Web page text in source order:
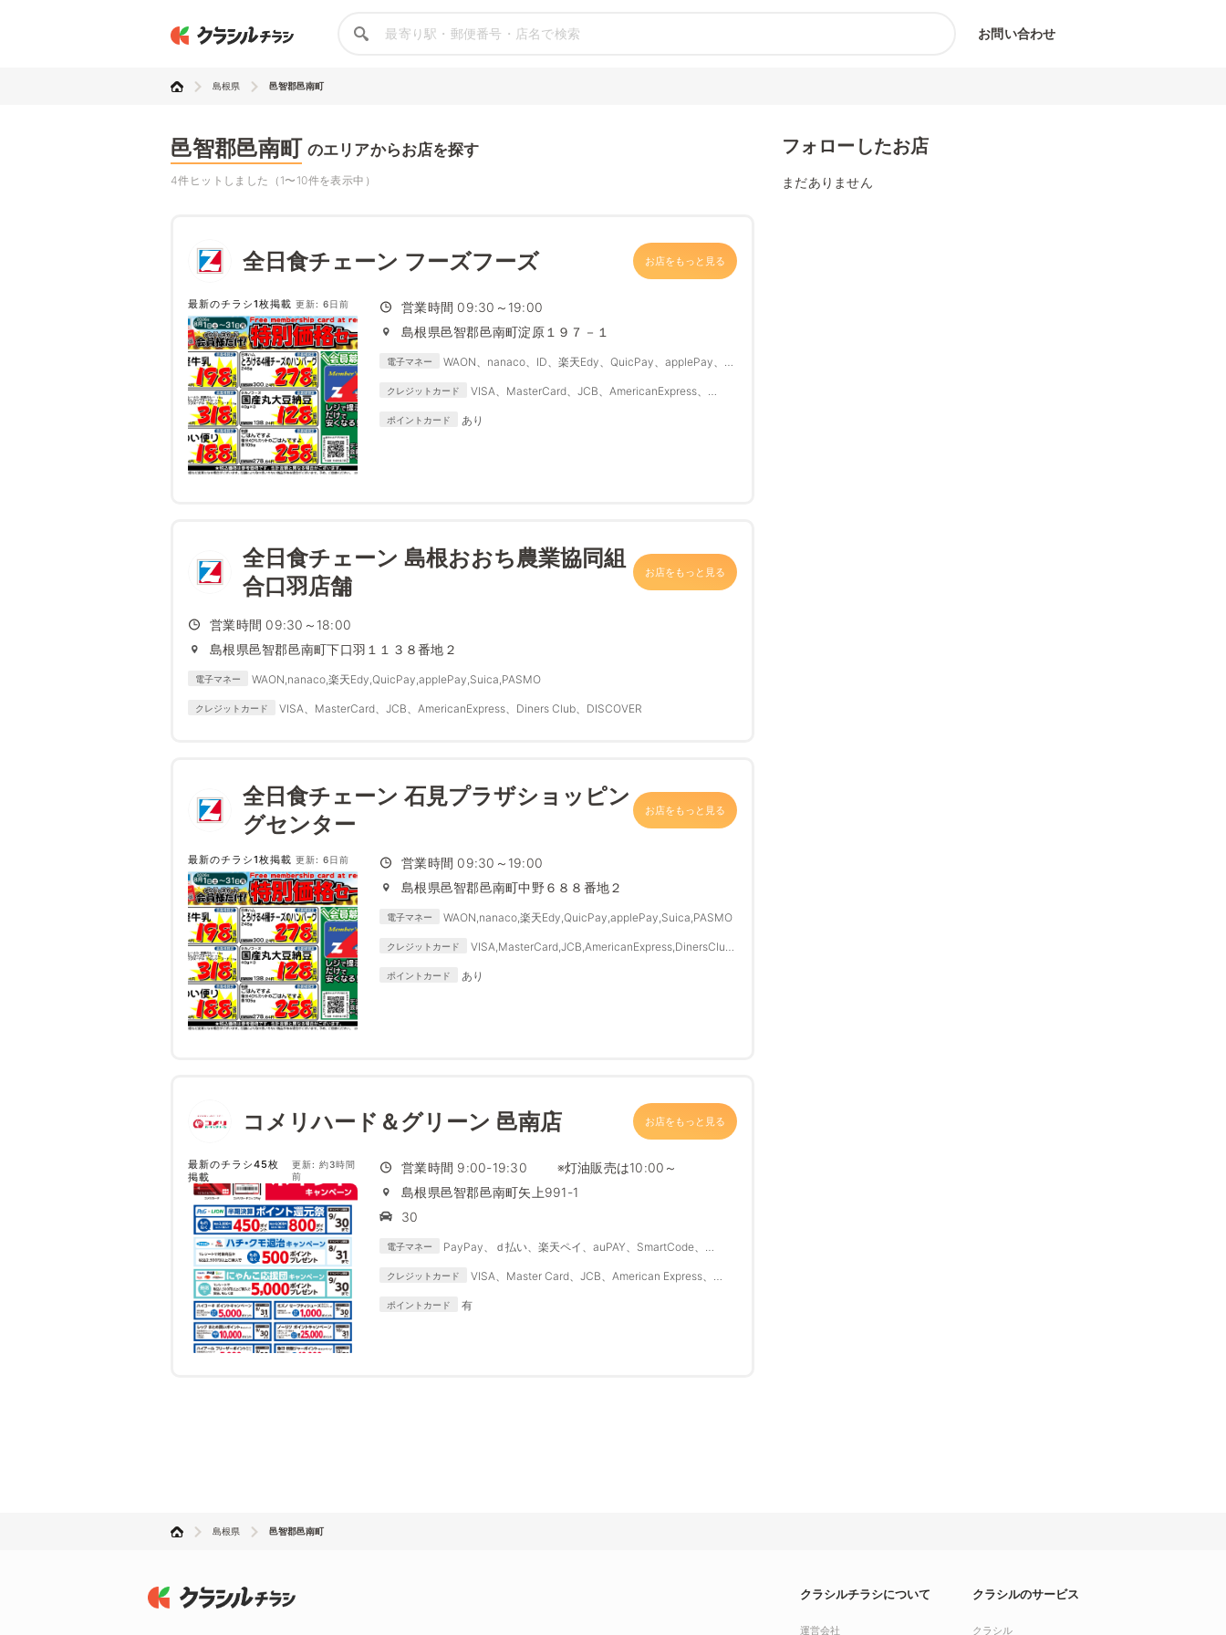
お問い合わせ
島根県 邑智郡邑南町
邑智郡邑南町 のエリアからお店を探す
4件ヒットしました（1〜10件を表示中）
全日食チェーン フーズフーズ お店をもっと見る
最新のチラシ1枚掲載 更新: 6日前
営業時間 09:30～19:00
島根県邑智郡邑南町淀原１９７－１
電子マネー
WAON、nanaco、ID、楽天Edy、QuicPay、applePay、
クレジットカード
VISA、MasterCard、JCB、AmericanExpress、
ポイントカード あり
全日食チェーン 島根おおち農業協同組
合口羽店舗
お店をもっと見る
営業時間 09:30～18:00
島根県邑智郡邑南町下口羽１１３８番地２
電子マネー WAON,nanaco,楽天Edy,QuicPay,applePay,Suica,PASMO
クレジットカード VISA、MasterCard、JCB、AmericanExpress、Diners Club、DISCOVER
全日食チェーン 石見プラザショッピン
グセンター
お店をもっと見る
最新のチラシ1枚掲載 更新: 6日前
営業時間 09:30～19:00
島根県邑智郡邑南町中野６８８番地２
電子マネー WAON,nanaco,楽天Edy,QuicPay,applePay,Suica,PASMO
クレジットカード
VISA,MasterCard,JCB,AmericanExpress,DinersClub,
ポイントカード あり
コメリハード＆グリーン 邑南店 お店をもっと見る
最新のチラシ45枚
掲載
更新: 約3時間
前
営業時間 9:00-19:30 ※灯油販売は10:00～
島根県邑智郡邑南町矢上991-1
30
電子マネー
PayPay、ｄ払い、楽天ペイ、auPAY、SmartCode、
クレジットカード
VISA、Master Card、JCB、American Express、
ポイントカード 有
フォローしたお店
まだありません
島根県 邑智郡邑南町
クラシルチラシについて
運営会社
クラシルのサービス
クラシル